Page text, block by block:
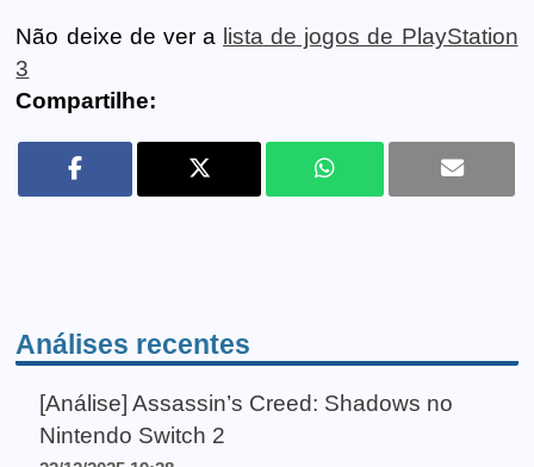
Não deixe de ver a lista de jogos de PlayStation
3
Compartilhe:
Análises recentes
[Análise] Assassin’s Creed: Shadows no
Nintendo Switch 2